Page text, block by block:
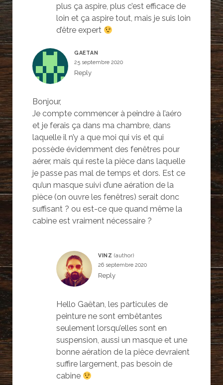
plus ça aspire, plus c’est efficace de
loin et ça aspire tout, mais je suis loin
d’être expert
GAETAN
25 septembre 2020
Reply
Bonjour,
Je compte commencer à peindre à l’aéro
et je ferais ça dans ma chambre, dans
laquelle il n’y a que moi qui vis et qui
possède évidemment des fenêtres pour
aérer, mais qui reste la pièce dans laquelle
je passe pas mal de temps et dors. Est ce
qu’un masque suivi d’une aération de la
pièce (on ouvre les fenêtres) serait donc
suffisant ? ou est-ce que quand même la
cabine est vraiment nécessaire ?
VINZ
26 septembre 2020
Reply
Hello Gaëtan, les particules de
peinture ne sont embêtantes
seulement lorsqu’elles sont en
suspension, aussi un masque et une
bonne aération de la pièce devraient
suffire largement, pas besoin de
cabine